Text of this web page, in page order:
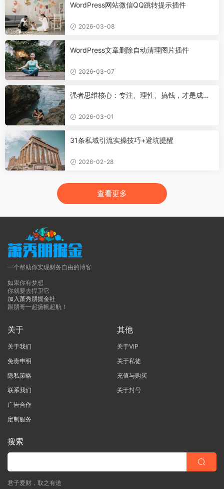
WordPress网站微信QQ跳转提示插件
2026-03-08
WordPress文章删除自动清理图片插件
2026-03-07
强者思维核心：专注、理性、搞钱，才是成年
2026-03-01
31条私域引流实操技巧+避坑提醒
2026-02-28
查看更多
一个帮助你实现财务自由的博客
如果你有梦想
你就要去捍卫它
加入萧秀朋掘金社
跟朋哥一起扬帆起航！
关于
关于我们
免责申明
隐私策略
联系我们
广告合作
定制服务
其他
关于VIP
关于私徒
充值与购买
关于封号
搜索
君子爱财，取之有道